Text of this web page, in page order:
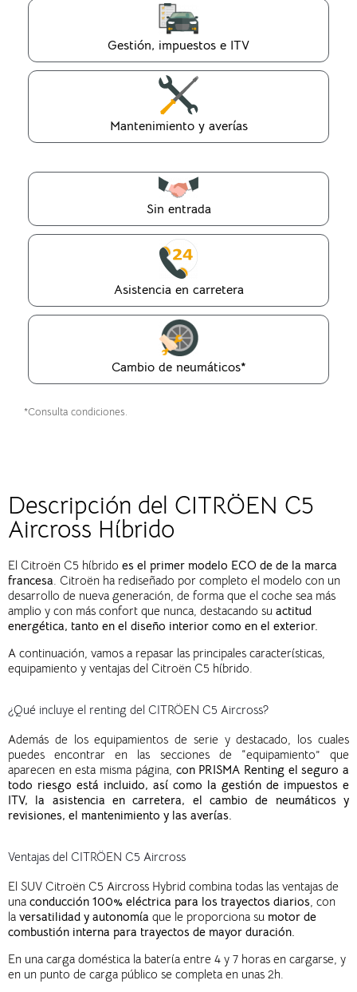
Gestión, impuestos e ITV
Mantenimiento y averías
Sin entrada
Asistencia en carretera
Cambio de neumáticos*
*Consulta condiciones.
Descripción del CITRÖEN C5
Aircross Híbrido
El Citroën C5 híbrido es el primer modelo ECO de de la marca
francesa . Citroën ha rediseñado por completo el modelo con un
desarrollo de nueva generación, de forma que el coche sea más
amplio y con más confort que nunca, destacando su actitud
energética, tanto en el diseño interior como en el exterior.
A continuación, vamos a repasar las principales características,
equipamiento y ventajas del Citroën C5 híbrido.
¿Qué incluye el renting del CITRÖEN C5 Aircross?
Además de los equipamientos de serie y destacado, los cuales
puedes encontrar en las secciones de “equipamiento” que
aparecen en esta misma página, con PRISMA Renting el seguro a
todo riesgo está incluido, así como la gestión de impuestos e
ITV, la asistencia en carretera, el cambio de neumáticos y
revisiones, el mantenimiento y las averías.
Ventajas del CITRÖEN C5 Aircross
El SUV Citroën C5 Aircross Hybrid combina todas las ventajas de
una conducción 100% eléctrica para los trayectos diarios , con
la versatilidad y autonomía que le proporciona su motor de
combustión interna para trayectos de mayor duración.
En una carga doméstica la batería entre 4 y 7 horas en cargarse, y
en un punto de carga público se completa en unas 2h.